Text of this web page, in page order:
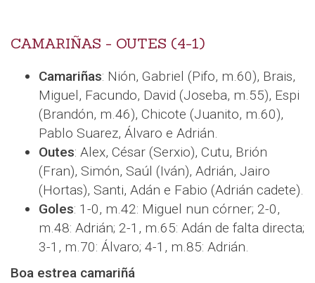
CAMARIÑAS - OUTES (4-1)
Camariñas: Nión, Gabriel (Pifo, m.60), Brais,
Miguel, Facundo, David (Joseba, m.55), Espi
(Brandón, m.46), Chicote (Juanito, m.60),
Pablo Suarez, Álvaro e Adrián.
Outes: Alex, César (Serxio), Cutu, Brión
(Fran), Simón, Saúl (Iván), Adrián, Jairo
(Hortas), Santi, Adán e Fabio (Adrián cadete).
Goles: 1-0, m.42: Miguel nun córner; 2-0,
m.48: Adrián; 2-1, m.65: Adán de falta directa;
3-1, m.70: Álvaro; 4-1, m.85: Adrián.
Boa estrea camariñá